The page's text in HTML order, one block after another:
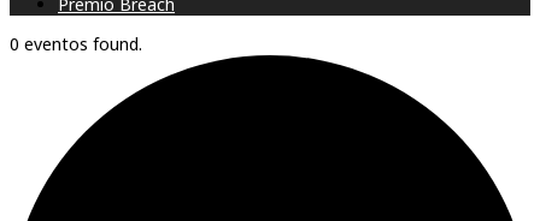
0 eventos found.